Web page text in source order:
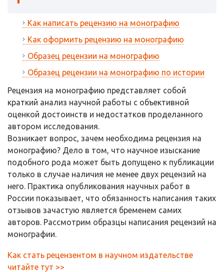
Как написать рецензию на монографию
Как оформить рецензию на монографию
Образец рецензии на монографию
Образец рецензии на монографию по истории
Рецензия на монографию представляет собой
краткий анализ научной работы с объективной
оценкой достоинств и недостатков проделанного
автором исследования.
Возникает вопрос, зачем необходима рецензия на
монографию? Дело в том, что научное изыскание
подобного рода может быть допущено к публикации
только в случае наличия не менее двух рецензий на
него. Практика опубликования научных работ в
России показывает, что обязанность написания таких
отзывов зачастую является бременем самих
авторов. Рассмотрим образцы написания рецензий на
монографии.
Как стать рецензентом в научном издательстве
читайте тут >>